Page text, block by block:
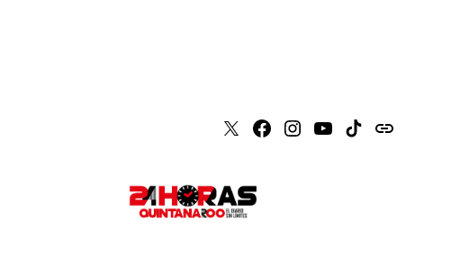
X Faceboook
Instagram
Youtube
Tiktokissuu